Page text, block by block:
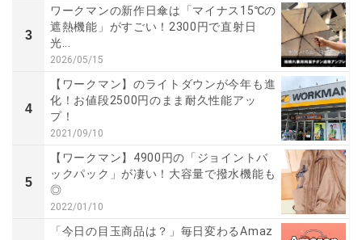
3
ワークマンの新作日傘は「マイナス15℃の
遮熱機能」がすごい！2300円で直射日
光...
2026/05/15
4
【ワークマン】のライトダウンが今年も進
化！お値段2500円のまま耐久性能アッ
プ！
2021/09/10
5
【ワークマン】4900円の「ジョイントバ
ックパック」が凄い！大容量で撥水機能も
◎
2022/01/10
「今日の目玉商品は？」毎日変わるAmaz